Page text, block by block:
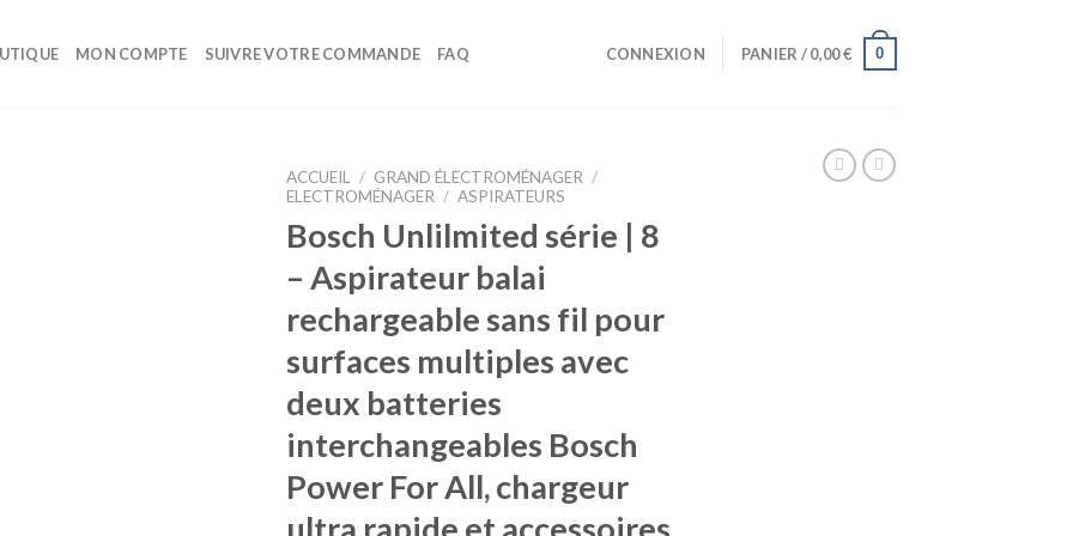
MON COMPTE SUIVRE VOTRE COMMANDE FAQ CONNEXION PANIER /0,00€ 0
ACCUEIL / GRAND ÉLECTROMÉNAGER /
ELECTROMÉNAGER / ASPIRATEURS
Bosch Unlilmited série | 8
– Aspirateur balai
rechargeable sans fil pour
surfaces multiples avec
deux batteries
interchangeables Bosch
Power For All, chargeur
ultra rapide et accessoires,